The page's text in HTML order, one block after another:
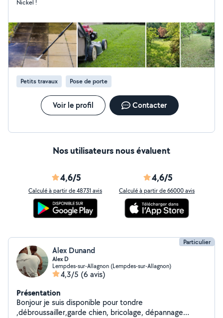
Nickel !
Petits travaux Pose de porte
Voir le profil Contacter
Nos utilisateurs nous évaluent
4,6/5
Calculé à partir de 48731 avis
4,6/5
Calculé à partir de 66000 avis
Particulier
Alex Dunand
Alex D
Lempdes-sur-Allagnon (Lempdes-sur-Allagnon)
4,3/5 (6 avis)
Présentation
Bonjour je suis disponible pour tondre
,débroussailler,garde chien, bricolage, dépannage